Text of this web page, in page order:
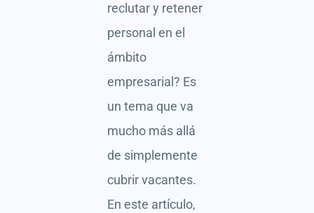
reclutar y retener
personal en el
ámbito
empresarial? Es
un tema que va
mucho más allá
de simplemente
cubrir vacantes.
En este artículo,